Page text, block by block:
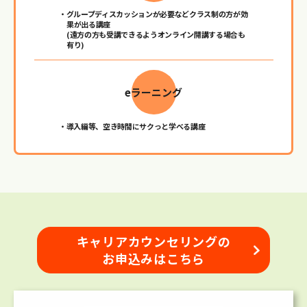
・グループディスカッションが必要などクラス制の方が効
果が出る講座
(遠方の方も受講できるようオンライン開講する場合も
有り)
eラーニング
・導入編等、空き時間にサクっと学べる講座
キャリアカウンセリングの
お申込みはこちら